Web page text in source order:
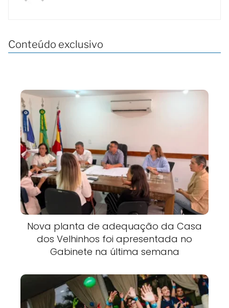
Conteúdo exclusivo
Nova planta de adequação da Casa
dos Velhinhos foi apresentada no
Gabinete na última semana